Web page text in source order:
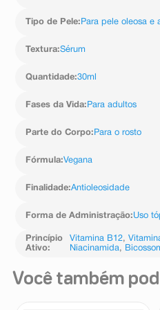
Tipo de Pele: Para pele oleosa e
Textura:Sérum
Quantidade:30ml
Fases da Vida: Para adultos
Parte do Corpo: Para o rosto
Fórmula:Vegana
Finalidade:Antioleosidade
Forma de Administração:Uso
Princípio
Ativo:
Vitamina B12,
Niacinamida,
Você também